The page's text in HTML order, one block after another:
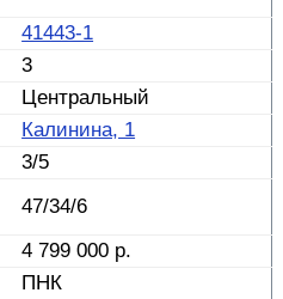
41443-1
3
Центральный
Калинина, 1
3/5
47/34/6
4 799 000 р.
ПНК